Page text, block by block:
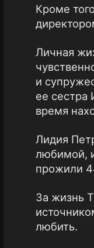
Кроме
Личная
и
ее сестра
время
Лидия
любимой,
прожили
За жизнь
любить.